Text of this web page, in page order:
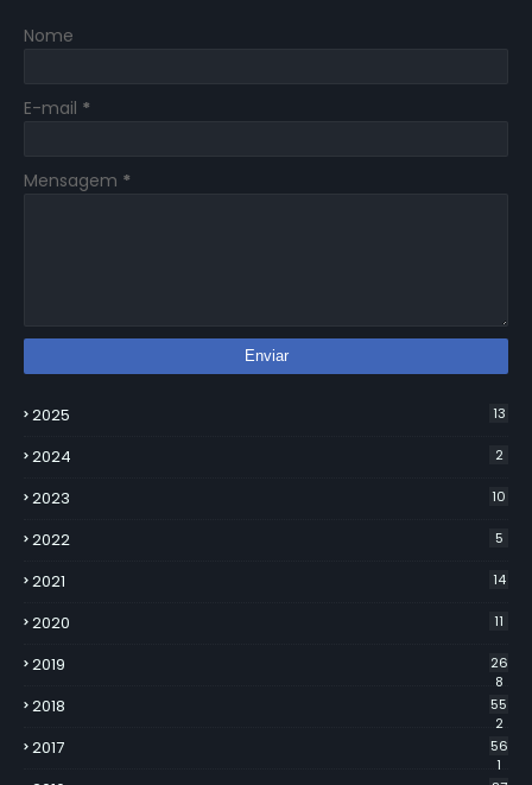
Nome
E-mail *
Mensagem *
2025 13
2024 2
2023 10
2022 5
2021 14
2020 11
2019
26
8
2018
55
2
2017
56
1